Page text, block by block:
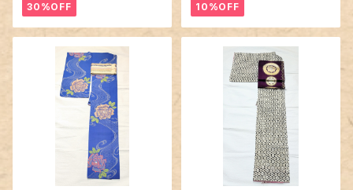
30%OFF 10%OFF